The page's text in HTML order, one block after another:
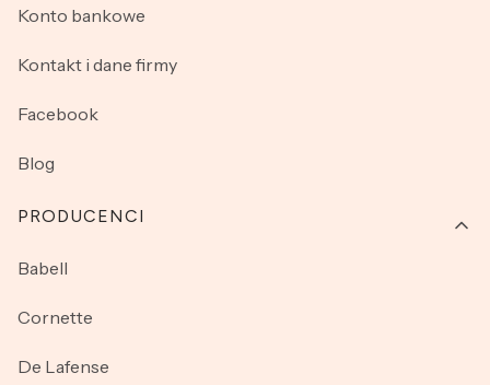
Konto bankowe
Kontakt i dane firmy
Facebook
Blog
PRODUCENCI
Babell
Cornette
De Lafense